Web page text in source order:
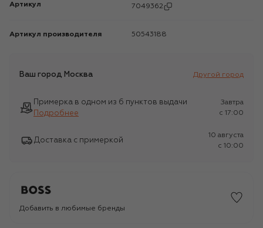
Артикул 7049362
Артикул производителя 50543188
Ваш город Москва Другой город
Примерка в одном из 6 пунктов выдачи
Подробнее
Завтра
c 17:00
Доставка с примеркой
10 августа
c 10:00
Добавить в любимые бренды